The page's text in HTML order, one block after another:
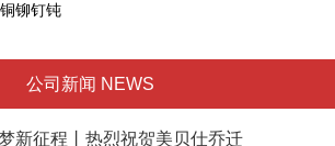
铆钉钝
公司新闻 NEWS
新征程丨热烈祝贺美贝仕乔迁